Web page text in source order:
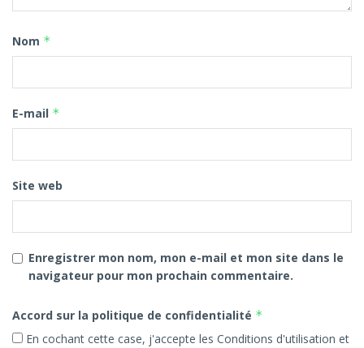
Nom *
E-mail *
Site web
Enregistrer mon nom, mon e-mail et mon site dans le
navigateur pour mon prochain commentaire.
Accord sur la politique de confidentialité *
En cochant cette case, j'accepte les Conditions d'utilisation et